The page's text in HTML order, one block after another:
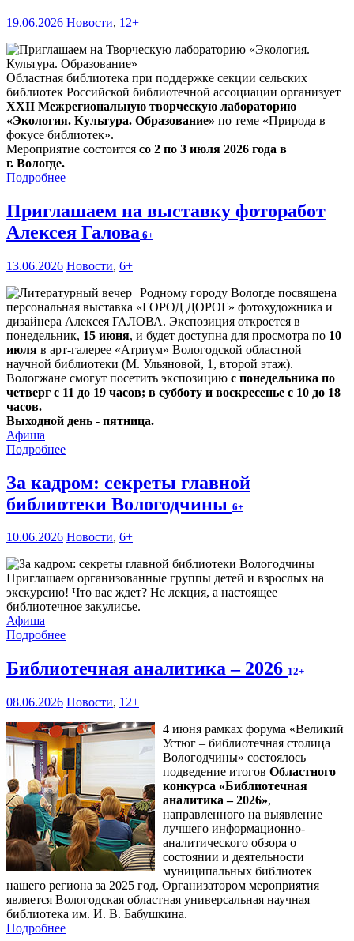
19.06.2026 Новости, 12+
Областная библиотека при поддержке секции сельских
библиотек Российской библиотечной ассоциации организует
XXII Межрегиональную творческую лабораторию
«Экология. Культура. Образование» по теме «Природа в
фокусе библиотек».
Мероприятие состоится со 2 по 3 июля 2026 года в
г. Вологде.
Подробнее
Приглашаем на выставку фоторабот
Алексея Галова 6+
13.06.2026 Новости, 6+
Родному городу Вологде посвящена
персональная выставка «ГОРОД ДОРОГ» фотохудожника и
дизайнера Алексея ГАЛОВА. Экспозиция откроется в
понедельник, 15 июня, и будет доступна для просмотра по 10
июля в арт-галерее «Атриум» Вологодской областной
научной библиотеки (М. Ульяновой, 1, второй этаж).
Вологжане смогут посетить экспозицию с понедельника по
четверг с 11 до 19 часов; в субботу и воскресенье с 10 до 18
часов.
Выходной день - пятница.
Афиша
Подробнее
За кадром: секреты главной
библиотеки Вологодчины 6+
10.06.2026 Новости, 6+
Приглашаем организованные группы детей и взрослых на
экскурсию! Что вас ждет? Не лекция, а настоящее
библиотечное закулисье.
Афиша
Подробнее
Библиотечная аналитика – 2026 12+
08.06.2026 Новости, 12+
4 июня рамках форума «Великий
Устюг – библиотечная столица
Вологодчины» состоялось
подведение итогов Областного
конкурса «Библиотечная
аналитика – 2026»,
направленного на выявление
лучшего информационно-
аналитического обзора о
состоянии и деятельности
муниципальных библиотек
нашего региона за 2025 год. Организатором мероприятия
является Вологодская областная универсальная научная
библиотека им. И. В. Бабушкина.
Подробнее